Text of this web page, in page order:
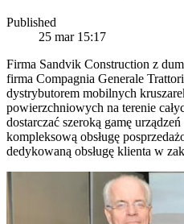
Published
25 mar 15:17
Firma Sandvik Construction z
firma Compagnia Generale
dystrybutorem mobilnych
powierzchniowych na terenie
dostarczać szeroką gamę
kompleksową obsługę
dedykowaną obsługę klienta w